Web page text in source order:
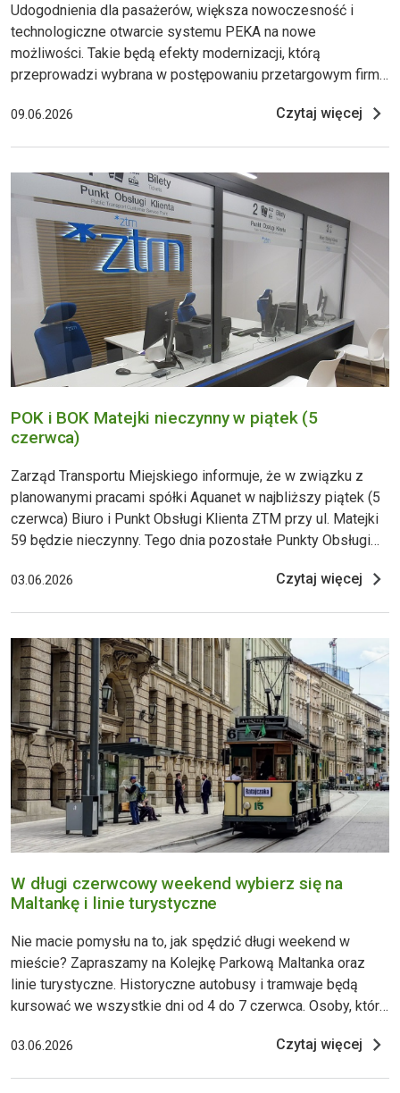
Udogodnienia dla pasażerów, większa nowoczesność i
technologiczne otwarcie systemu PEKA na nowe
możliwości. Takie będą efekty modernizacji, którą
przeprowadzi wybrana w postępowaniu przetargowym firma
2026 roku podpisał umowę z wykonawcą, a efekty
09.06.2026 Czytaj więcej
POK i BOK Matejki nieczynny w piątek (5
czerwca)
Zarząd Transportu Miejskiego informuje, że w związku z
planowanymi pracami spółki Aquanet w najbliższy piątek (5
czerwca) Biuro i Punkt Obsługi Klienta ZTM przy ul. Matejki
59 będzie nieczynny. Tego dnia pozostałe Punkty Obsługi
https://www.ztm.poznan.pl/skontaktuj-sie-z-nami/punkty-
03.06.2026 Czytaj więcej
W długi czerwcowy weekend wybierz się na
Maltankę i linie turystyczne
Nie macie pomysłu na to, jak spędzić długi weekend w
mieście? Zapraszamy na Kolejkę Parkową Maltanka oraz
linie turystyczne. Historyczne autobusy i tramwaje będą
kursować we wszystkie dni od 4 do 7 czerwca. Osoby, które
nudzić! Przez wszystkie dni od 4 do 7 czerwca można
03.06.2026 Czytaj więcej